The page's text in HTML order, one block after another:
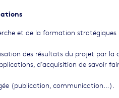
et de la formation
des résultats du projet par
d’acquisition de savoir
(publication, communication…).